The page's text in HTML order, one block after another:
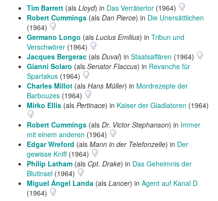
Tim Barrett (als Lloyd) in Das Verrätertor (1964)
Robert Cummings (als Dan Pierce) in Die Unersättlichen
(1964)
Germano Longo (als Lucius Emilius) in Tribun und
Verschwörer (1964)
Jacques Bergerac (als Duval) in Staatsaffären (1964)
Gianni Solaro (als Senator Flaccus) in Revanche für
Spartakus (1964)
Charles Millot (als Hans Müller) in Mordrezepte der
Barbouzes (1964)
Mirko Ellis (als Pertinace) in Kaiser der Gladiatoren (1964)
Robert Cummings (als Dr. Victor Stephanson) in Immer
mit einem anderen (1964)
Edgar Wreford (als Mann in der Telefonzelle) in Der
gewisse Kniff(1964)
Philip Latham (als Cpt. Drake) in Das Geheimnis der
Blutinsel (1964)
Miguel Ángel Landa (als Lancer) in Agent auf Kanal D
(1964)